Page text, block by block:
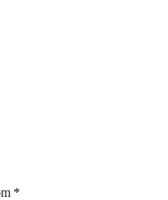
*